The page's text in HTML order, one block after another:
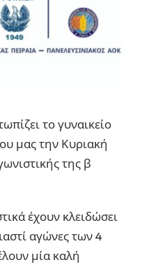
το γυναικείο
μας την Κυριακή
της β
έχουν κλειδώσει
αγώνες των 4
μία καλή